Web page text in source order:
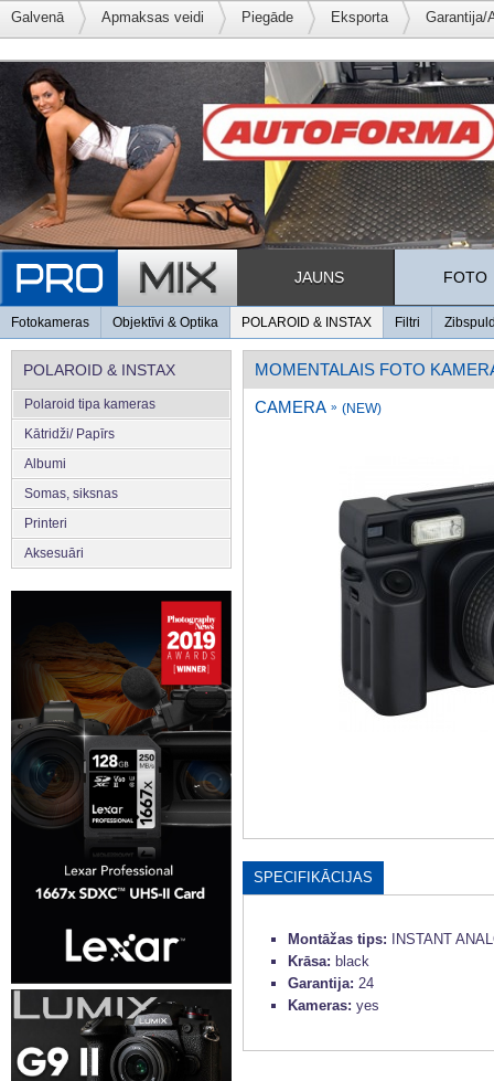
Galvenā Apmaksas veidi Piegāde Eksporta Garantija/
JAUNS FOTO
Fotokameras Objektīvi & Optika POLAROID & INSTAX Filtri
POLAROID & INSTAX
Polaroid tipa kameras
Kātridži/ Papīrs
Albumi
Somas, siksnas
Printeri
Aksesuāri
MOMENTALAIS FOTO
CAMERA » (NEW)
SPECIFIKĀCIJAS
Montāžas tips:
INSTANT
Krāsa: black
Garantija: 24
Kameras: yes